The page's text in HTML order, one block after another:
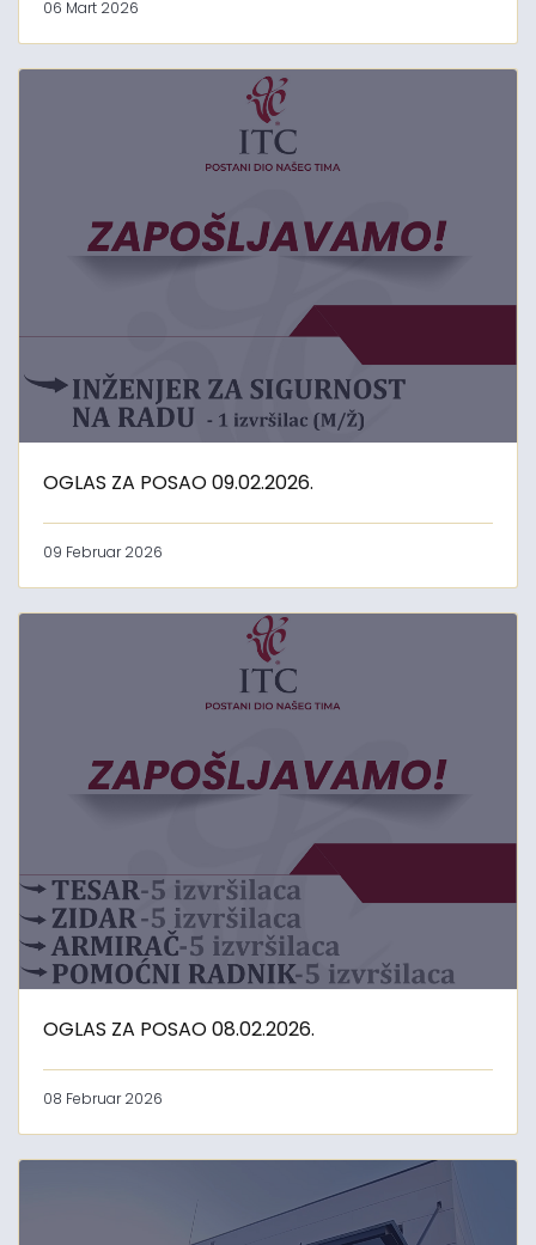
06 Mart 2026
OGLAS ZA POSAO 09.02.2026.
09 Februar 2026
OGLAS ZA POSAO 08.02.2026.
08 Februar 2026